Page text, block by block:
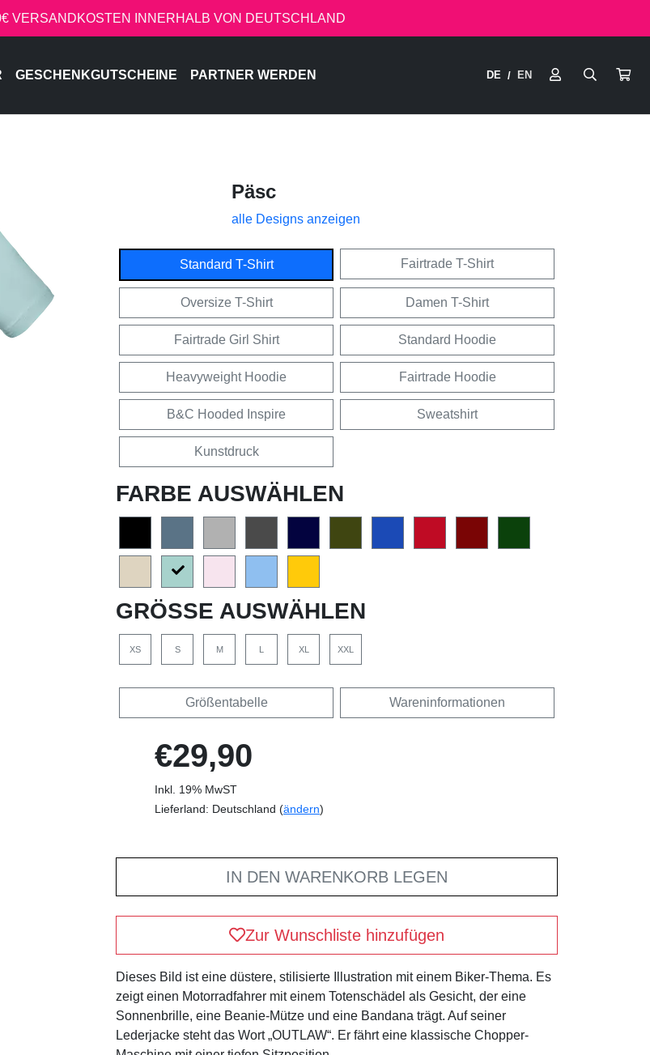
VERSANDKOSTEN INNERHALB VON DEUTSCHLAND
GESCHENKGUTSCHEINE PARTNER WERDEN DE / EN
Päsc
alle Designs anzeigen
Standard T-Shirt Fairtrade T-Shirt
Oversize T-Shirt Damen T-Shirt
Fairtrade Girl Shirt Standard Hoodie
Heavyweight Hoodie Fairtrade Hoodie
B&C Hooded Inspire Sweatshirt
Kunstdruck
FARBE AUSWÄHLEN
GRÖSSE AUSWÄHLEN
XS S M L XL XXL
Größentabelle Wareninformationen
€29,90
Inkl. 19% MwST
Lieferland: Deutschland (ändern)
IN DEN WARENKORB LEGEN
Zur Wunschliste hinzufügen
Dieses Bild ist eine düstere, stilisierte Illustration mit einem Biker-Thema. Es
zeigt einen Motorradfahrer mit einem Totenschädel als Gesicht, der eine
Sonnenbrille, eine Beanie-Mütze und eine Bandana trägt. Auf seiner
Lederjacke steht das Wort „OUTLAW“. Er fährt eine klassische Chopper-